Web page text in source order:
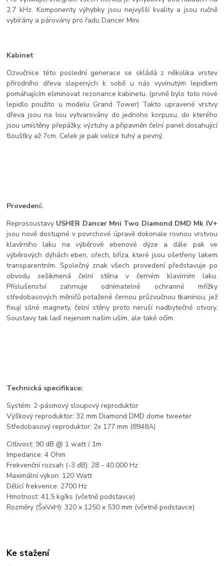
2,7 kHz. Komponenty výhybky jsou nejvyšší kvality a jsou ručně
vybírány a párovány pro řadu Dancer Mini.
Kabinet
Ozvučnice této poslední generace se skládá z několika vrstev
přírodního dřeva slepených k sobě u nás vyvinutým lepidlem
pomáhajícím eliminovat rezonance kabinetu. (prvně bylo toto nové
lepidlo použito u modelu Grand Tower) Takto upravené vrstvy
dřeva jsou na lisu vytvarovány do jednoho korpusu, do kterého
jsou umístěny přepážky, výztuhy a připavněn čelní panel dosahující
tloušťky až 7cm. Celek je pak velice tuhý a pevný.
Provedení:
Reprosoustavy USHER Dancer Mni Two Diamond DMD Mk IV+
jsou nově dostupné v povrchové úpravě dokonale rovnou vrstvou
klavírního laku na výběrové ebenové dýze a dále pak ve
výběrových dýhách eben, ořech, bříza, které jsou ošetřeny lakem
transparentním. Společný znak všech provedení představuje po
obvodu sešikmená čelní stěna v černém klavírním laku.
Příslušenství zahrnuje odnímatelné ochranné mřížky
středobasových měničů potažené černou průzvučnou tkaninou, jež
fixují silné magnety, čelní stěny proto neruší nadbytečné otvory.
Soustavy tak ladí nejenom našim uším, ale také očím.
Technická specifikace:
Systém: 2-pásmový sloupový reproduktor
Výškový reproduktor: 32 mm Diamond DMD dome tweeter
Středobasový reproduktor: 2x 177 mm (8948A)
Citlivost: 90 dB @ 1 watt / 1m
Impedance: 4 Ohm
Frekvenční rozsah (-3 dB): 28 - 40.000 Hz
Maximální výkon: 120 Watt
Dělící frekvence: 2700 Hz
Hmotnost: 41,5 kg/ks (včetně podstavce)
Rozměry (ŠxVxH): 320 x 1250 x 530 mm (včetně podstavce)
Ke stažení